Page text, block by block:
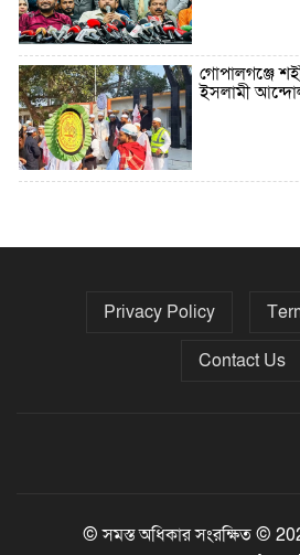
গোপালগঞ্জে
ইসলামী
নির্বাচনের
Privacy Policy
Contact Us
© সমস্ত অধিকার সংরক্ষিত ©